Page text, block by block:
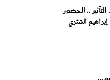
.. الحضور
الشثري